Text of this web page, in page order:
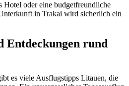
oder eine budgetfreundliche
in Trakai wird sicherlich ein
Entdeckungen rund
es viele Ausflugstipps Litauen, die